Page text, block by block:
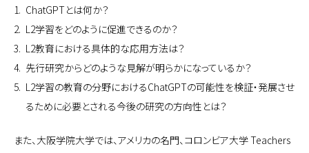
1. ChatGPTとは何か？
2. L2学習をどのように促進できるのか？
3. L2教育における具体的な応用方法は？
4. 先行研究からどのような見解が明らかになっているか？
5. L2学習の教育の分野におけるChatGPTの可能性を検証・発展させ
るために必要とされる今後の研究の方向性とは？
また、大阪学院大学では、アメリカの名門、コロンビア大学 Teachers